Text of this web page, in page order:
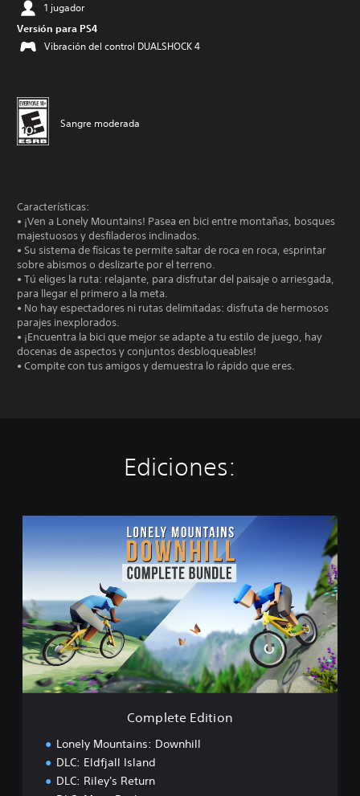
1 jugador
Versión para PS4
Vibración del control DUALSHOCK 4
Sangre moderada
Características:
• ¡Ven a Lonely Mountains! Pasea en bici entre montañas, bosques
majestuosos y desfiladeros inclinados.
• Su sistema de físicas te permite saltar de roca en roca, esprintar
sobre abismos o deslizarte por el terreno.
• Tú eliges la ruta: relajante, para disfrutar del paisaje o arriesgada,
para llegar el primero a la meta.
• No hay espectadores ni rutas delimitadas: disfruta de hermosos
parajes inexplorados.
• ¡Encuentra la bici que mejor se adapte a tu estilo de juego, hay
docenas de aspectos y conjuntos desbloqueables!
• Compite con tus amigos y demuestra lo rápido que eres.
Ediciones:
m
p
e
t
e
E
d
i
t
Complete Edition
Lonely Mountains: Downhill
DLC: Eldfjall Island
DLC: Riley's Return